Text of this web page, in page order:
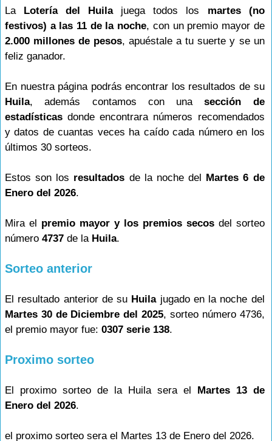
La Lotería del Huilajuega todos los martes (no
festivos) a las 11 de la noche, con un premio mayor de
2.000 millones de pesos, apuéstale a tu suerte y se un
feliz ganador.
En nuestra página podrás encontrar los resultados de su
Huila, además contamos con unasección de
estadísticas donde encontrara números recomendados
y datos de cuantas veces ha caído cada número en los
últimos 30 sorteos.
Estos son los resultados de la noche del Martes 6 de
Enero del 2026.
Mira el premio mayor y los premios secosdel sorteo
número 4737 de la Huila.
Sorteo anterior
El resultado anterior de su Huilajugado en la noche del
Martes 30 de Diciembre del 2025, sorteo número 4736,
el premio mayor fue: 0307 serie 138.
Proximo sorteo
El proximo sorteo de la Huila sera el Martes 13 de
Enero del 2026.
el proximo sorteo sera el Martes 13 de Enero del 2026.